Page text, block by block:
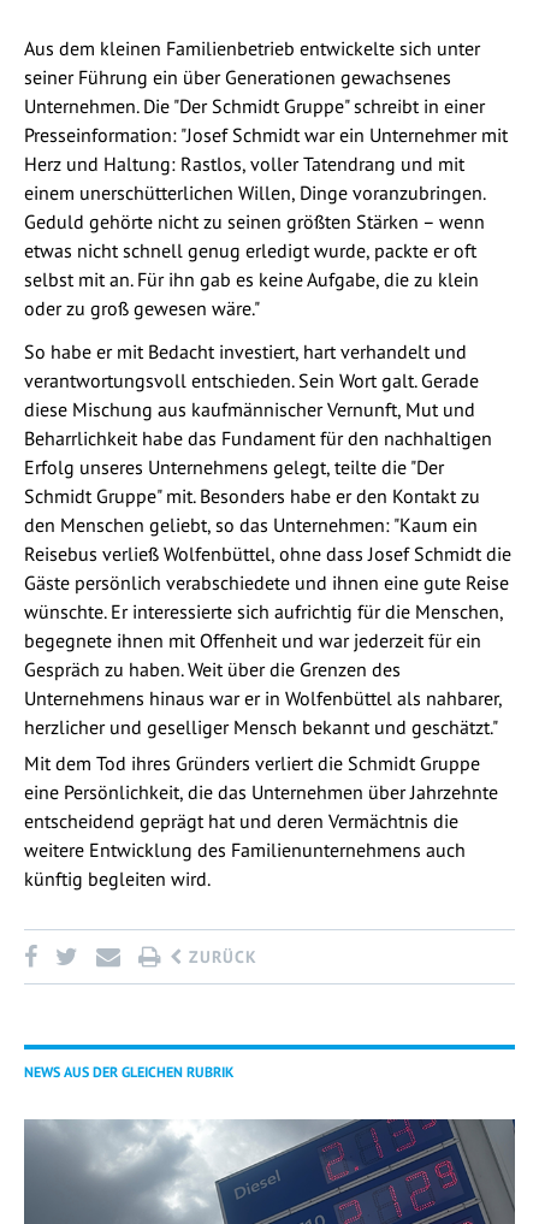
Aus dem kleinen Familienbetrieb entwickelte sich unter
seiner Führung ein über Generationen gewachsenes
Unternehmen. Die "Der Schmidt Gruppe" schreibt in einer
Presseinformation: "Josef Schmidt war ein Unternehmer mit
Herz und Haltung: Rastlos, voller Tatendrang und mit
einem unerschütterlichen Willen, Dinge voranzubringen.
Geduld gehörte nicht zu seinen größten Stärken – wenn
etwas nicht schnell genug erledigt wurde, packte er oft
selbst mit an. Für ihn gab es keine Aufgabe, die zu klein
oder zu groß gewesen wäre."
So habe er mit Bedacht investiert, hart verhandelt und
verantwortungsvoll entschieden. Sein Wort galt. Gerade
diese Mischung aus kaufmännischer Vernunft, Mut und
Beharrlichkeit habe das Fundament für den nachhaltigen
Erfolg unseres Unternehmens gelegt, teilte die "Der
Schmidt Gruppe" mit. Besonders habe er den Kontakt zu
den Menschen geliebt, so das Unternehmen: "Kaum ein
Reisebus verließ Wolfenbüttel, ohne dass Josef Schmidt die
Gäste persönlich verabschiedete und ihnen eine gute Reise
wünschte. Er interessierte sich aufrichtig für die Menschen,
begegnete ihnen mit Offenheit und war jederzeit für ein
Gespräch zu haben. Weit über die Grenzen des
Unternehmens hinaus war er in Wolfenbüttel als nahbarer,
herzlicher und geselliger Mensch bekannt und geschätzt."
Mit dem Tod ihres Gründers verliert die Schmidt Gruppe
eine Persönlichkeit, die das Unternehmen über Jahrzehnte
entscheidend geprägt hat und deren Vermächtnis die
weitere Entwicklung des Familienunternehmens auch
künftig begleiten wird.
ZURÜCK
NEWS AUS DER GLEICHEN RUBRIK